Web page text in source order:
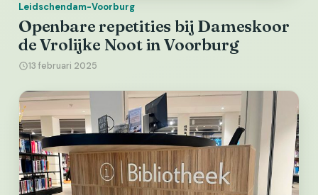
Leidschendam-Voorburg
Openbare repetities bij Dameskoor
de Vrolijke Noot in Voorburg
13 februari 2025